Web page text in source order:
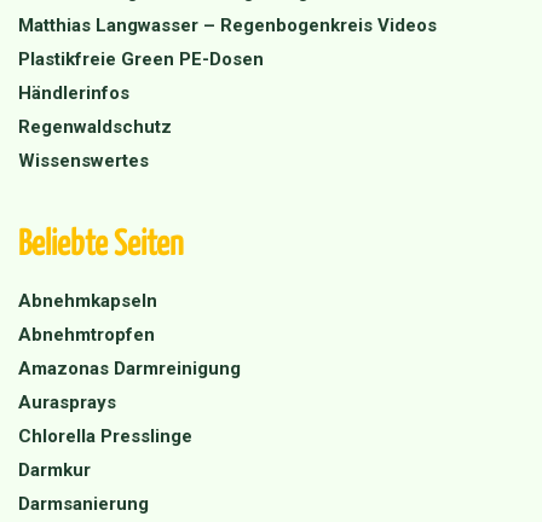
Matthias Langwasser – Regenbogenkreis Videos
Plastikfreie Green PE-Dosen
Händlerinfos
Regenwaldschutz
Wissenswertes
Beliebte Seiten
Abnehmkapseln
Abnehmtropfen
Amazonas Darmreinigung
Aurasprays
Chlorella Presslinge
Darmkur
Darmsanierung